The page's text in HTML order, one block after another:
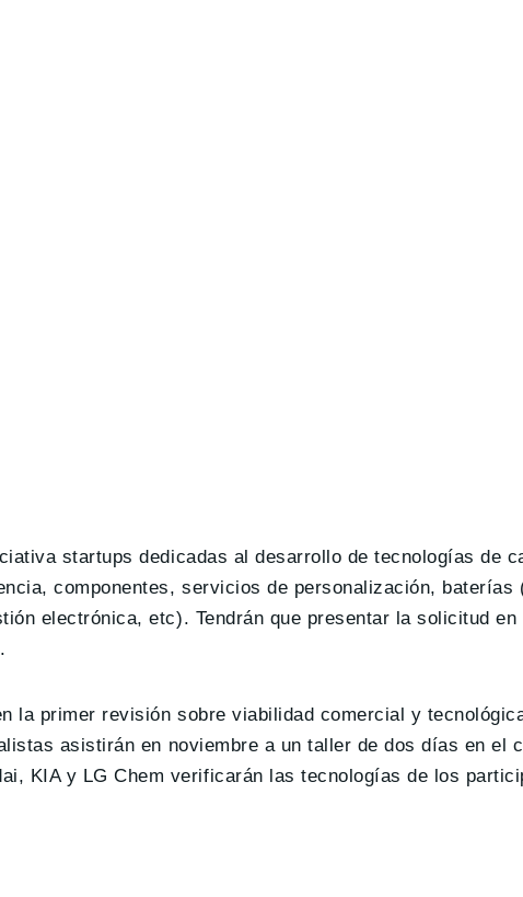
startups dedicadas al desarrollo de tecnologías de
componentes, servicios de personalización,
electrónica, etc). Tendrán que presentar la solicitud
.
la primer revisión sobre viabilidad comercial y
asistirán en noviembre a un taller de dos días en el
KIA y LG Chem verificarán las tecnologías de los